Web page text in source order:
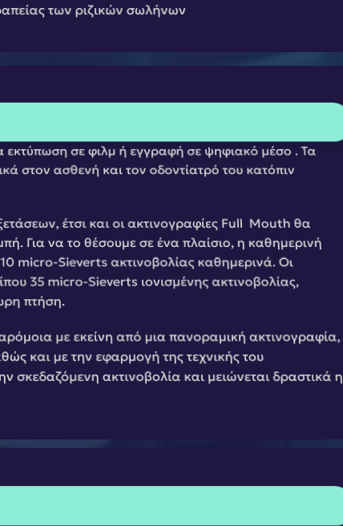
των ριζικών σωλήνων
εκτύπωση σε φιλμ ή εγγραφή σε ψηφιακό μέσο . Τα
στον ασθενή και τον οδοντίατρό του κατόπιν
έτσι και οι ακτινογραφίες Full  Mouth θα
Για να το θέσουμε σε ένα πλαίσιο, η καθημερινή
micro-Sieverts ακτινοβολίας καθημερινά. Οι
35 micro-Sieverts ιονισμένης ακτινοβολίας,
πτήση.
με εκείνη από μια πανοραμική ακτινογραφία,
και με την εφαρμογή της τεχνικής του
ακτινοβολία και μειώνεται δραστικά η